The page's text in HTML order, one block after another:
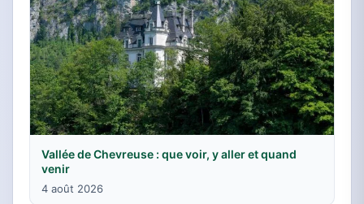
Vallée de Chevreuse : que voir, y aller et quand
venir
4 août 2026